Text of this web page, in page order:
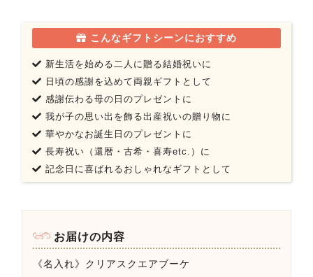
こんなギフトシーンにおすすめ
新生活を始める二人に贈る結婚祝いに
日頃の感謝を込めて両親ギフトとして
感謝伝わる母の日のプレゼントに
我が子の思い出を飾る出産祝いの贈り物に
華やかなお誕生日のプレゼントに
長寿祝い（還暦・古希・喜寿etc.）に
記念日に喜ばれるおしゃれなギフトとして
お届けの内容
《名入れ》クリアスクエアブーケ